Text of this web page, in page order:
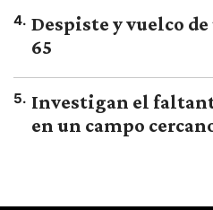
4. Despiste y vuelco
65
5. Investigan el
en un campo